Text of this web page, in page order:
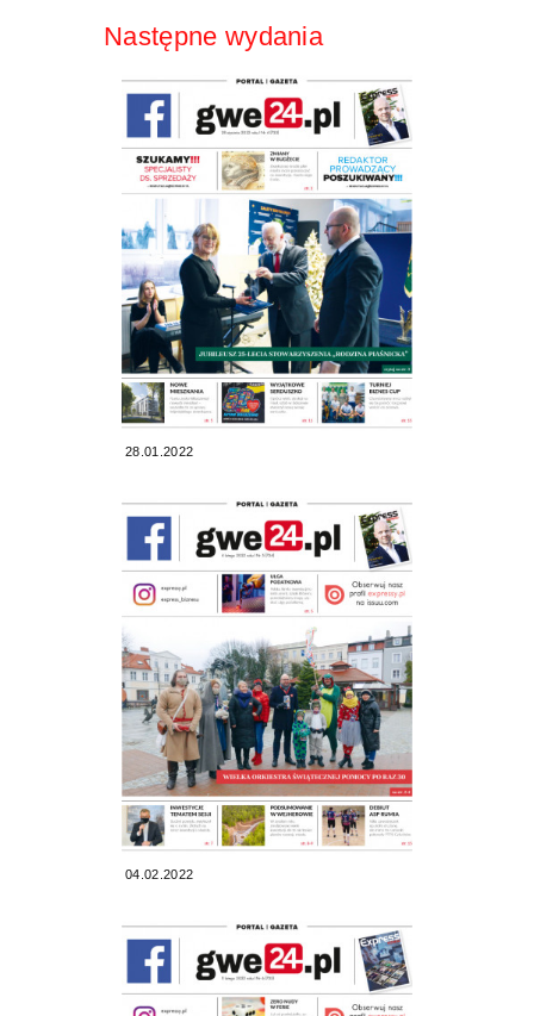
Następne wydania
28.01.2022
04.02.2022